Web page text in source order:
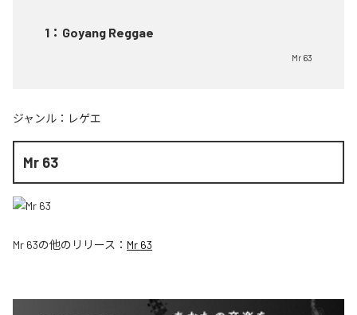
1 ： Goyang Reggae
Mr 63
ジャンル： レゲエ
Mr 63
Mr 63の他のリリース： Mr 63